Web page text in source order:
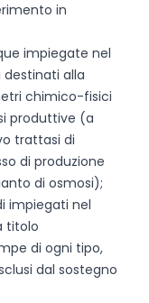
in
impiegate nel
destinati alla
chimico-fisici
produttive (a
trattasi di
di produzione
di osmosi);
impiegati nel
titolo
di ogni tipo,
dal sostegno